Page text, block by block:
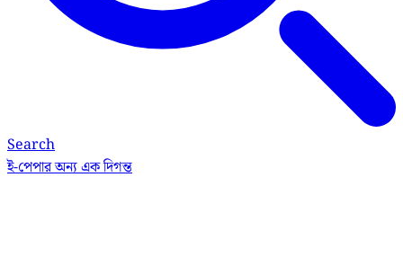
Search
ই-পেপারঅন্য এক দিগন্ত